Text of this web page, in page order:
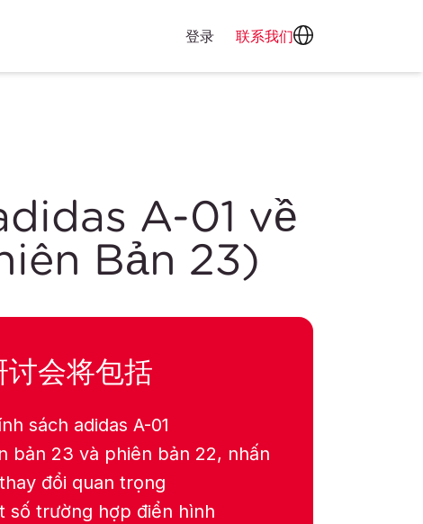
登录 联系我们
A-01 về
Bản 23)
会将包括
sách adidas A-01
bản 23 và phiên bản 22, nhấn
đổi quan trọng
số trường hợp điển hình